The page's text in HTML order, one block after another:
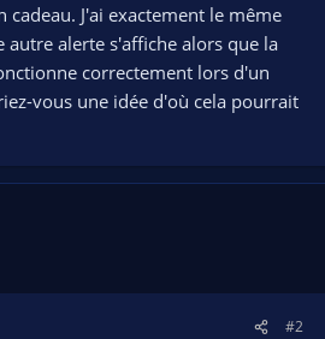
cadeau. J'ai exactement le même
autre alerte s'affiche alors que la
correctement lors d'un
vous une idée d'où cela pourrait
#2